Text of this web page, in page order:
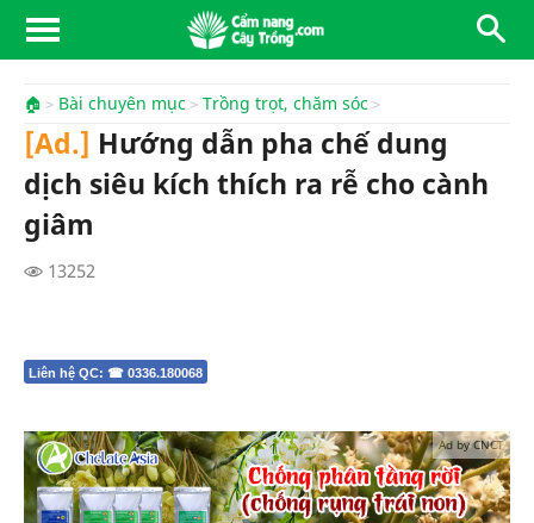
🏠 Bài chuyên mục Trồng trọt, chăm sóc
[Ad.] Hướng dẫn pha chế dung
dịch siêu kích thích ra rễ cho cành
giâm
13252
Liên hệ QC: ☎ 0336.180068
Ad by CNCT